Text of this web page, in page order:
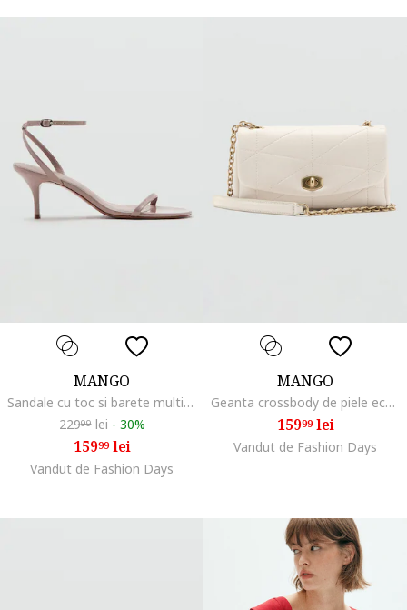
MANGO
Sandale cu toc si barete multiple, Roz prafuit
22999lei - 30%
15999lei
Vandut de Fashion Days
MANGO
Geanta crossbody de piele ecologica cu bareta de lant, Alb fildes
15999lei
Vandut de Fashion Days